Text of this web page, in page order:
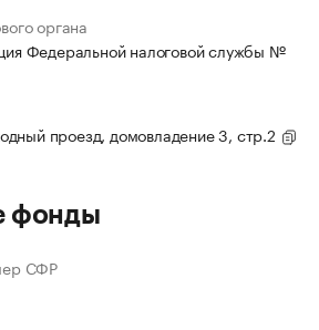
органа
Федеральной налоговой службы №
проезд, домовладение 3, стр.2
фонды
СФР